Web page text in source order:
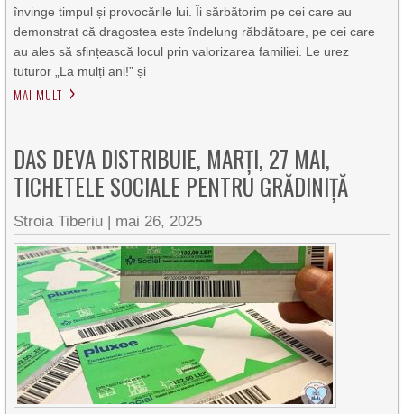
învinge timpul și provocările lui. Îi sărbătorim pe cei care au
demonstrat că dragostea este îndelung răbdătoare, pe cei care
au ales să sfințească locul prin valorizarea familiei. Le urez
tuturor „La mulți ani!” și
MAI MULT
DAS DEVA DISTRIBUIE, MARȚI, 27 MAI,
TICHETELE SOCIALE PENTRU GRĂDINIŢĂ
Stroia Tiberiu | mai 26, 2025